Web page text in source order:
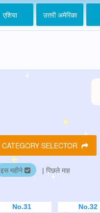
एशिया उत्तरी अमेरिका
CATEGORY SELECTOR
इस महीने | पिछले माह
No.31 No.32